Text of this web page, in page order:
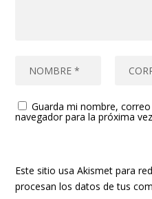
Guarda mi nombre,
navegador para la próxima
Este sitio usa Akismet para
procesan los datos de tus